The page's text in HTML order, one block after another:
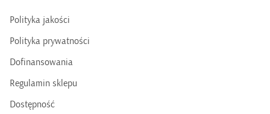
Polityka jakości
Polityka prywatności
Dofinansowania
Regulamin sklepu
Dostępność